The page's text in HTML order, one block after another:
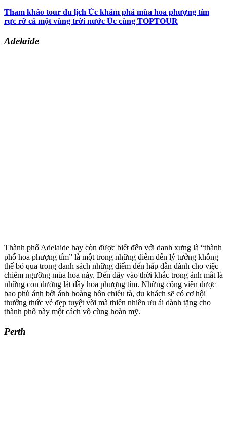
Tham khảo tour du lịch Úc khám phá mùa hoa phượng tím
rực rỡ cả một vùng trời nước Úc cùng TOPTOUR
Adelaide
Thành phố Adelaide hay còn được biết đến với danh xưng là “thành
phố hoa phượng tím” là một trong những điểm đến lý tưởng không
thể bỏ qua trong danh sách những điểm đến hấp dẫn dành cho việc
chiêm ngưỡng mùa hoa này. Đến đây vào thời khắc trong ánh mắt là
những con đường lát đầy hoa phượng tím. Những công viên được
bao phủ ánh bởi ánh hoàng hôn chiều tà, du khách sẽ có cơ hội
thưởng thức vẻ đẹp tuyệt vời mà thiên nhiên ưu ái dành tặng cho
thành phố này một cách vô cùng hoàn mỹ.
Perth